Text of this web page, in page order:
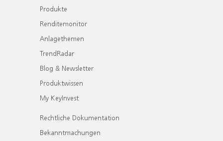
Produkte
Renditemonitor
Anlagethemen
TrendRadar
Blog & Newsletter
Produktwissen
My KeyInvest
Rechtliche Dokumentation
Bekanntmachungen